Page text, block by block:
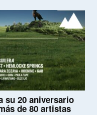
su 20 aniversario
de 80 artistas